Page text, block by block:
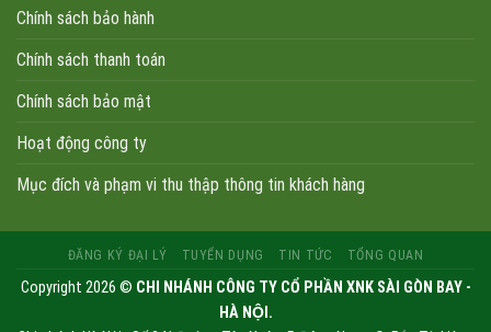
Chính sách bảo hành
Chính sách thanh toán
Chính sách bảo mật
Hoạt động công ty
Mục đích và phạm vi thu thập thông tin khách hàng
ĐĂNG KÝ ĐẠI LÝ TUYỂN DỤNG TIN TỨC TỔNG QUAN
Copyright 2026 © CHI NHÁNH CÔNG TY CỔ PHẦN XNK SÀI GÒN BAY -
HÀ NỘI.